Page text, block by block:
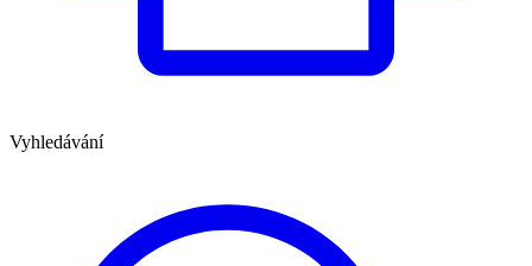
Vyhledávání